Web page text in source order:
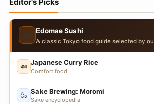
🍣 Edomae Sushi
A classic Tokyo food guide selected by
🍛 Japanese Curry Rice
Comfort food
🍶 Sake Brewing: Moromi
Sake encyclopedia